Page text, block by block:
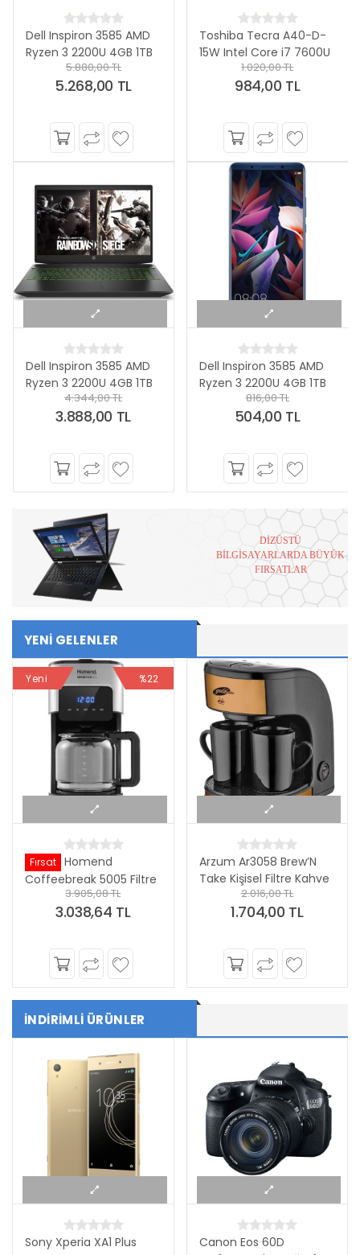
Toshiba Tecra A40-D-
15W Intel Core i7 7600U
8GB 256GB SSD
1.020,00 TL
984,00 TL
Dell Inspiron 3585 AMD
Ryzen 3 2200U 4GB 1TB
Linux 15.6" HD Taşınabilir
Bilgisayar
816,00 TL
504,00 TL
Dell Inspiron 3585 AMD
Ryzen 3 2200U 4GB 1TB
Linux 15.6" HD Taşınabilir
Bilgisayar
696,00 TL
408,00 TL
Toshiba Portege Z30-
C-16L Intel Core i7
6500U 8GB 256GB SSD
11.430,31 TL
5.658,00 TL
DİZÜSTÜ
BİLGİSAYARLARDA BÜYÜK
FIRSATLAR
YENİ GELENLER
Yeni %22
Fırsat Homend
Coffeebreak 5005 Filtre
Kahve Makinesi
3.905,08 TL
3.038,64 TL
Arzum Ar3058 Brew’N
Take Kişisel Filtre Kahve
Makinesi2.016,00 TL
1.704,00 TL
İNDİRİMLİ ÜRÜNLER
Sony Xperia XA1 Plus
Canon Eos 60D